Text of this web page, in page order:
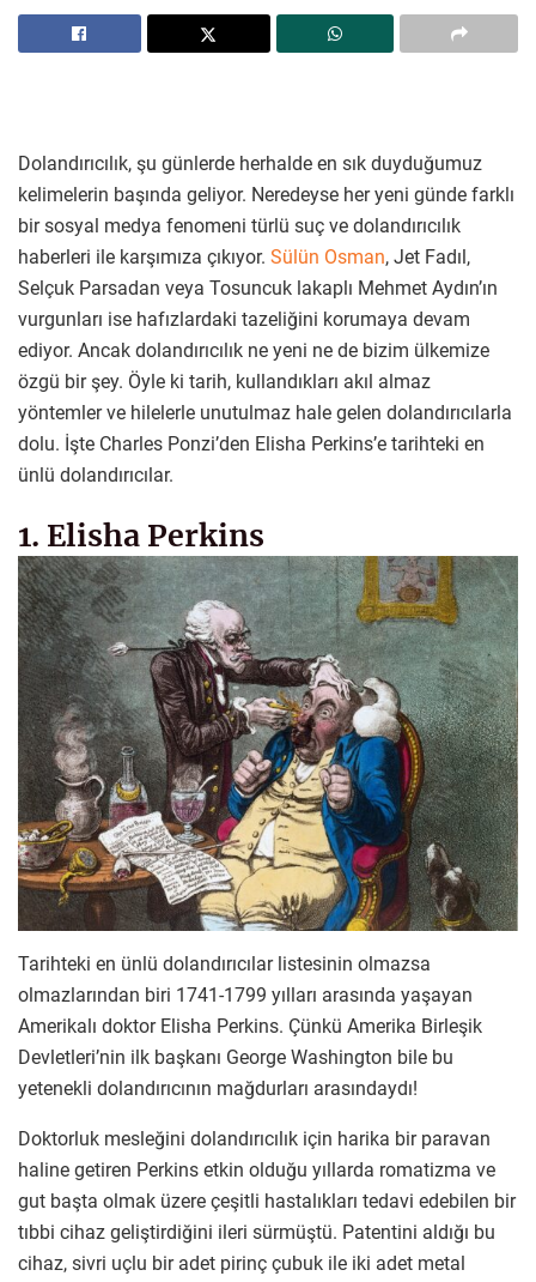
Dolandırıcılık, şu günlerde herhalde en sık duyduğumuz
kelimelerin başında geliyor. Neredeyse her yeni günde farklı
bir sosyal medya fenomeni türlü suç ve dolandırıcılık
haberleri ile karşımıza çıkıyor. Sülün Osman, Jet Fadıl,
Selçuk Parsadan veya Tosuncuk lakaplı Mehmet Aydın’ın
vurgunları ise hafızlardaki tazeliğini korumaya devam
ediyor. Ancak dolandırıcılık ne yeni ne de bizim ülkemize
özgü bir şey. Öyle ki tarih, kullandıkları akıl almaz
yöntemler ve hilelerle unutulmaz hale gelen dolandırıcılarla
dolu. İşte Charles Ponzi’den Elisha Perkins’e tarihteki en
ünlü dolandırıcılar.
1. Elisha Perkins
Tarihteki en ünlü dolandırıcılar listesinin olmazsa
olmazlarından biri 1741-1799 yılları arasında yaşayan
Amerikalı doktor Elisha Perkins. Çünkü Amerika Birleşik
Devletleri’nin ilk başkanı George Washington bile bu
yetenekli dolandırıcının mağdurları arasındaydı!
Doktorluk mesleğini dolandırıcılık için harika bir paravan
haline getiren Perkins etkin olduğu yıllarda romatizma ve
gut başta olmak üzere çeşitli hastalıkları tedavi edebilen bir
tıbbi cihaz geliştirdiğini ileri sürmüştü. Patentini aldığı bu
cihaz, sivri uçlu bir adet pirinç çubuk ile iki adet metal